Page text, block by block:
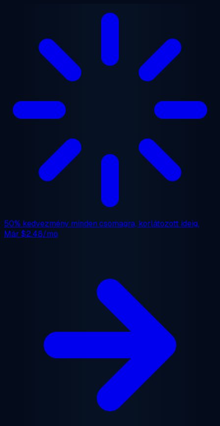
50% kedvezmény minden csomagra, korlátozott ideig.
Már $2.48/mo